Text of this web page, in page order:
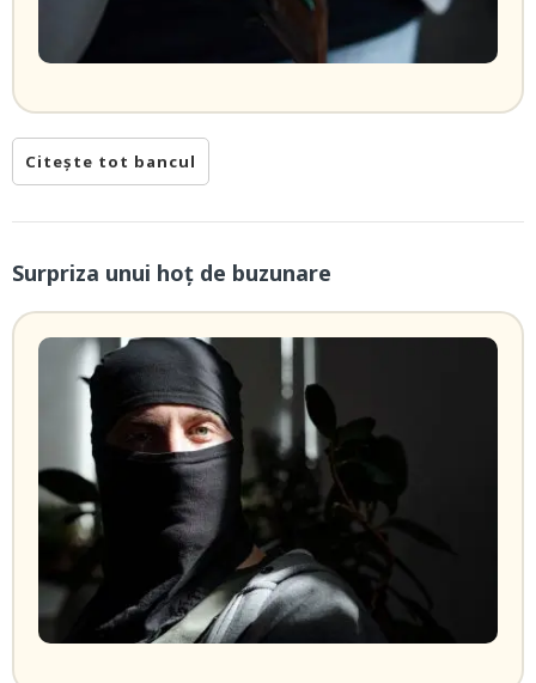
Citește tot bancul
Surpriza unui hoţ de buzunare